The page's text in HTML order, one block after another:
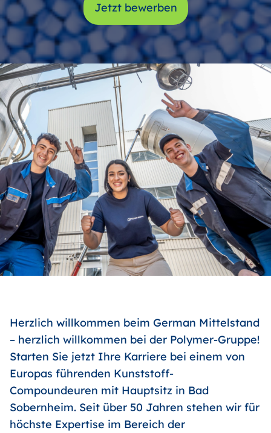
Jetzt bewerben
Herzlich willkommen beim German Mittelstand
– herzlich willkommen bei der Polymer-Gruppe!
Starten Sie jetzt Ihre Karriere bei einem von
Europas führenden Kunststoff-
Compoundeuren mit Hauptsitz in Bad
Sobernheim. Seit über 50 Jahren stehen wir für
höchste Expertise im Bereich der